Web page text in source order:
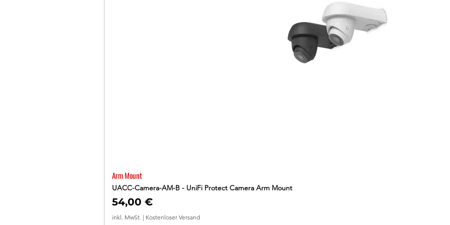
Arm Mount
UACC-Camera-AM-B - UniFi Protect Camera Arm Mount
Preis
54,00 €
inkl. MwSt. | Kostenloser Versand